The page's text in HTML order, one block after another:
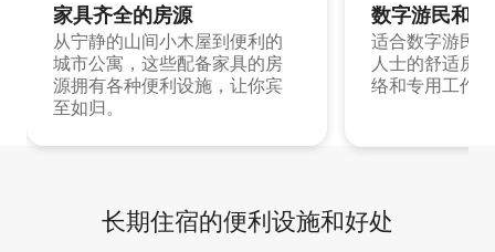
家具齐全的房源
从宁静的山间小木屋到便利的
城市公寓，这些配备家具的房
源拥有各种便利设施，让你宾
至如归。
数字游民和
适合数字游民
人士的舒适房
络和专用工作
长期住宿的便利设施和好处